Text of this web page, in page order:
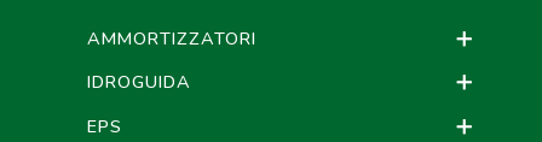
AMMORTIZZATORI
IDROGUIDA
EPS